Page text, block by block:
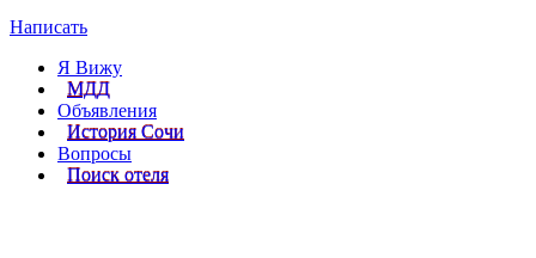
Написать
Я Вижу
МДД
Объявления
История Сочи
Вопросы
Поиск отеля